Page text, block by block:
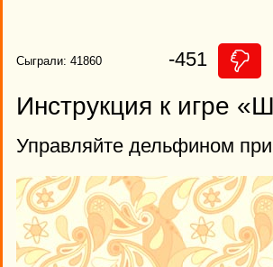
Сыграли: 41860 -451
Инструкция к игре
Управляйте дельфином